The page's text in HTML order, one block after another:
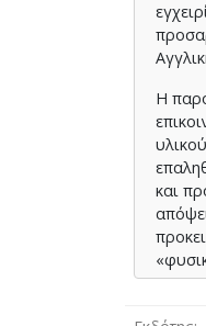
and
the
guide
Η
και